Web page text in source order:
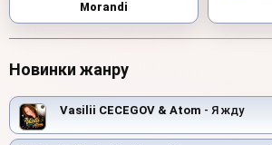
Morandi
Новинки жанру
Vasilii CECEGOV & Atom - Я жду